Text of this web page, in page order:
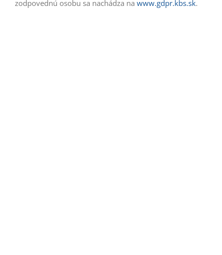
zodpovednú osobu sa nachádza na www.gdpr.kbs.sk.